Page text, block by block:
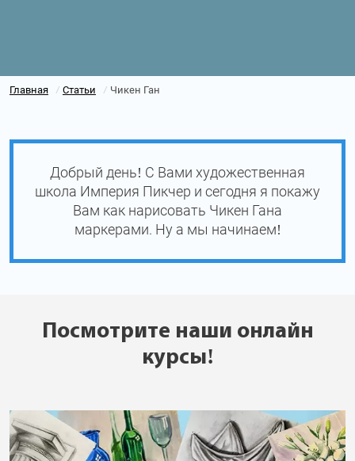
Главная / Статьи / Чикен Ган
Добрый день! С Вами художественная
школа Империя Пикчер и сегодня я покажу
Вам как нарисовать Чикен Гана
маркерами. Ну а мы начинаем!
Посмотрите наши онлайн
курсы!